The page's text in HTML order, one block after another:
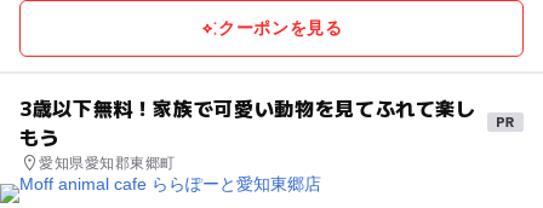
クーポンを見る
3歳以下無料！家族で可愛い動物を見てふれて楽し
もう
愛知県愛知郡東郷町